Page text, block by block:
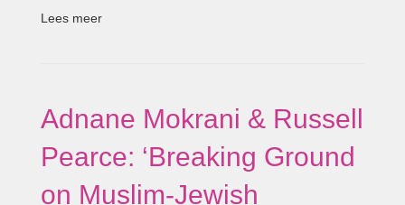
Lees meer
Adnane Mokrani & Russell
Pearce: ‘Breaking Ground
on Muslim-Jewish